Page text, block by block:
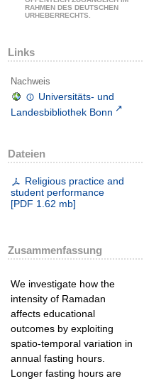
RAHMEN DES DEUTSCHEN
URHEBERRECHTS.
Links
Nachweis
Universitäts- und
Landesbibliothek Bonn
Dateien
Religious practice and
student performance
[PDF 1.62 mb]
Zusammenfassung
We investigate how the
intensity of Ramadan
affects educational
outcomes by exploiting
spatio-temporal variation in
annual fasting hours.
Longer fasting hours are